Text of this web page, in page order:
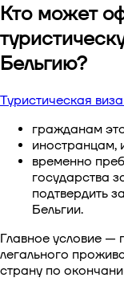
Кто может
Бельгию?
Туристическая
гражданам
иностранцам,
временно
государства
подтвердить
Бельгии.
Главное условие —
легального
страну по